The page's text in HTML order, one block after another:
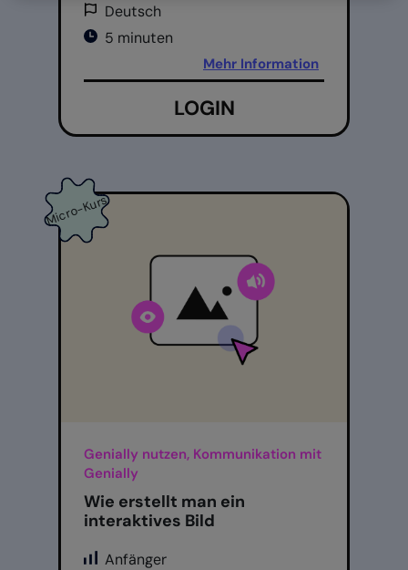
Deutsch
5 minuten
Mehr Information
LOGIN
Micro-Kurs
Genially nutzen, Kommunikation mit
Genially
Wie erstellt man ein
interaktives Bild
Anfänger